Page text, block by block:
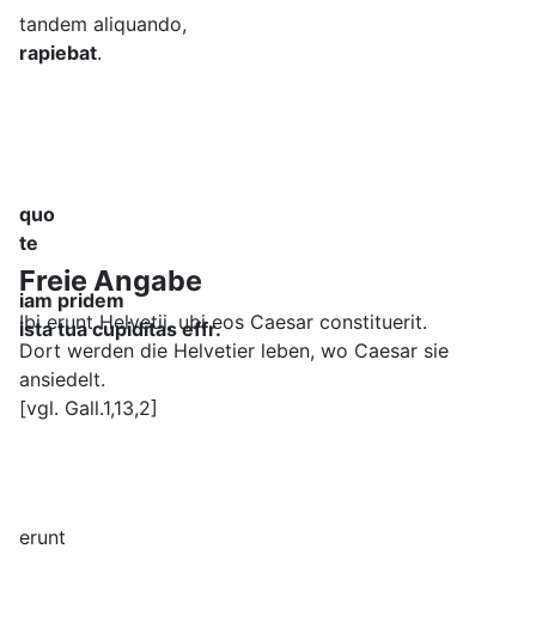
tandem aliquando,
rapiebat.
quo
te
iam pridem
ista tua cupiditas effr.
Freie Angabe
Ibi erunt Helvetii, ubi eos Caesar constituerit.
Dort werden die Helvetier leben, wo Caesar sie
ansiedelt.
[vgl. Gall.1,13,2]
erunt